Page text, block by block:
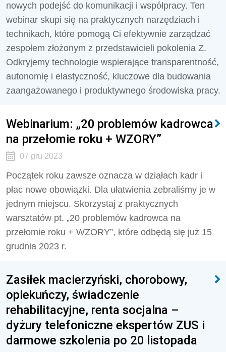
nowych podejść do komunikacji i współpracy. Ten
webinar skupi się na praktycznych narzędziach i
technikach, które pomogą Ci efektywnie zarządzać
zespołem złożonym z przedstawicieli pokolenia Z.
Odkryjemy technologie wspierające transparentność,
autonomię i elastyczność, kluczowe dla budowania
zaangażowanego i produktywnego środowiska pracy.
Webinarium: „20 problemów kadrowca
na przełomie roku + WZORY”
07 gru 2023
Początek roku zawsze oznacza w działach kadr i
płac nowe obowiązki. Dla ułatwienia zebraliśmy je w
jednym miejscu. Skorzystaj z praktycznych
warsztatów pt. „20 problemów kadrowca na
przełomie roku + WZORY”, które odbędą się już 15
grudnia 2023 r.
Zasiłek macierzyński, chorobowy,
opiekuńczy, świadczenie
rehabilitacyjne, renta socjalna –
dyżury telefoniczne ekspertów ZUS i
darmowe szkolenia po 20 listopada